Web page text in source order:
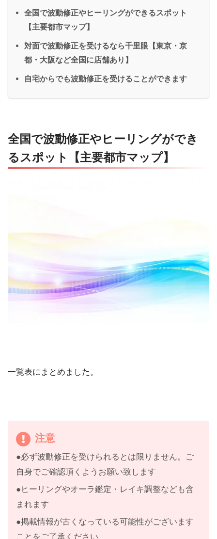
全国で波動修正やヒーリングができるスポット
【主要都市マップ】
対面で波動修正を受けるなら千里眼【東京・京
都・大阪など全国に店舗あり】
自宅からでも波動修正を受けることができます
全国で波動修正やヒーリングができ
るスポット【主要都市マップ】
一覧表にまとめました。
注意
●必ず波動修正を受けられるとは限りません。ご
自身でご確認頂くようお願い致します
●ヒーリングやオーラ鑑定・レイキ調整なども含
まれます
●掲載情報が古くなっている可能性がございます
ことをご了承ください